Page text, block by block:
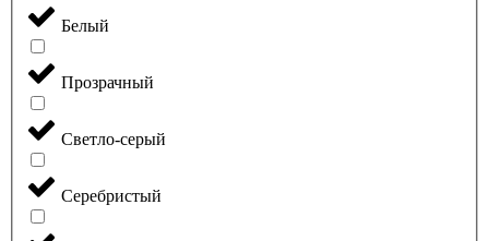
Белый
Прозрачный
Светло-серый
Серебристый